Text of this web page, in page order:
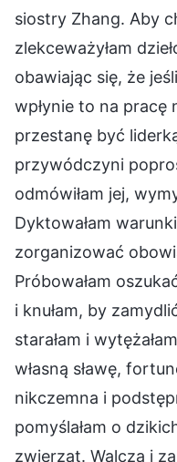
siostry Zhang. Aby
zlekceważyłam
obawiając się, że
wpłynie to na pracę
przestanę być
przywódczyni
odmówiłam jej,
Dyktowałam
zorganizować
Próbowałam
i knułam, by
starałam i
własną sławę,
nikczemna i
pomyślałam o
zwierząt. Walczą i